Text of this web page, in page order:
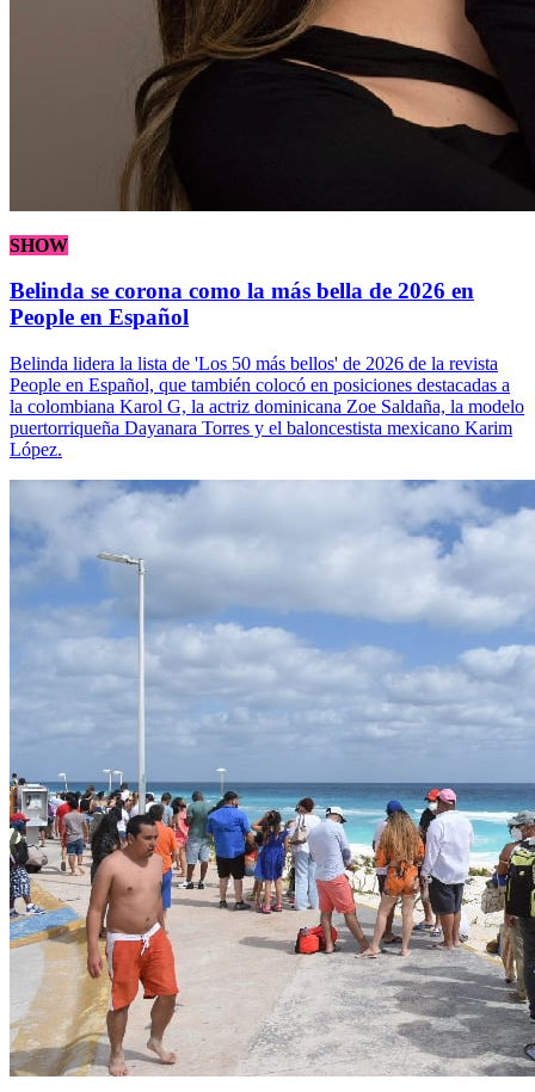
SHOW
Belinda se corona como la más bella de 2026 en
People en Español
Belinda lidera la lista de 'Los 50 más bellos' de 2026 de la revista
People en Español, que también colocó en posiciones destacadas a
la colombiana Karol G, la actriz dominicana Zoe Saldaña, la modelo
puertorriqueña Dayanara Torres y el baloncestista mexicano Karim
López.